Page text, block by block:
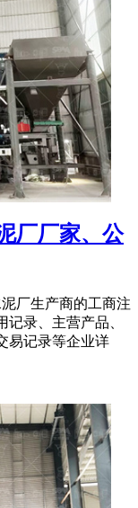
厂厂家、公
厂生产商的工商注
录、主营产品、
易记录等企业详